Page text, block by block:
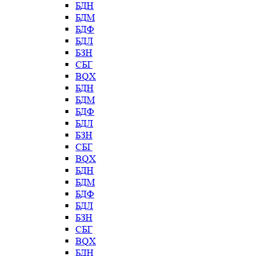
БДН
БДМ
БДФ
БДЛ
БЗН
СБГ
BQX
БДН
БДМ
БДФ
БДЛ
БЗН
СБГ
BQX
БДН
БДМ
БДФ
БДЛ
БЗН
СБГ
BQX
БДН